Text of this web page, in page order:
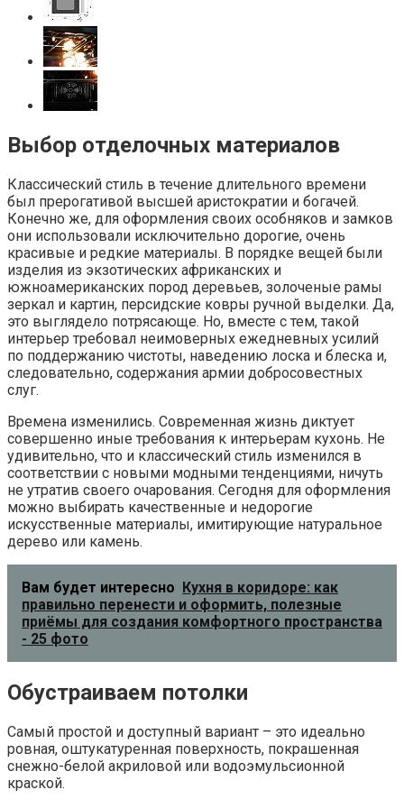
Выбор отделочных материалов
Классический стиль в течение длительного времени
был прерогативой высшей аристократии и богачей.
Конечно же, для оформления своих особняков и замков
они использовали исключительно дорогие, очень
красивые и редкие материалы. В порядке вещей были
изделия из экзотических африканских и
южноамериканских пород деревьев, золоченые рамы
зеркал и картин, персидские ковры ручной выделки. Да,
это выглядело потрясающе. Но, вместе с тем, такой
интерьер требовал неимоверных ежедневных усилий
по поддержанию чистоты, наведению лоска и блеска и,
следовательно, содержания армии добросовестных
слуг.
Времена изменились. Современная жизнь диктует
совершенно иные требования к интерьерам кухонь. Не
удивительно, что и классический стиль изменился в
соответствии с новыми модными тенденциями, ничуть
не утратив своего очарования. Сегодня для оформления
можно выбирать качественные и недорогие
искусственные материалы, имитирующие натуральное
дерево или камень.
Вам будет интересно
Кухня в коридоре: как
правильно перенести и оформить, полезные
приёмы для создания комфортного пространства
- 25 фото
Обустраиваем потолки
Самый простой и доступный вариант – это идеально
ровная, оштукатуренная поверхность, покрашенная
снежно-белой акриловой или водоэмульсионной
краской.